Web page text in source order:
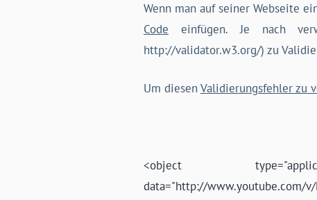
Wenn man auf seiner Webseite
Code einfügen. Je nach
http://validator.w3.org/) zu
Um diesenValidierungsfehler zu
<object
data="http://www.youtube.com/v/